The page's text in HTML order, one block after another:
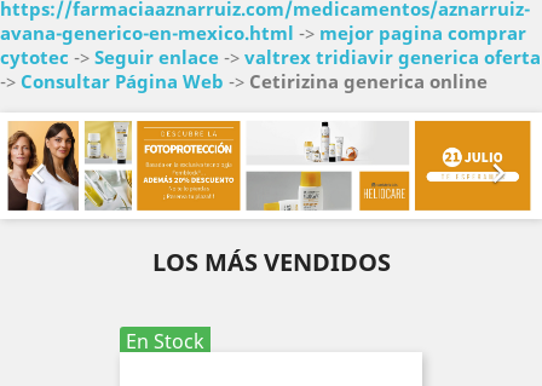
https://farmaciaaznarruiz.com/medicamentos/aznarruiz-
avana-generico-en-mexico.html -> mejor pagina comprar
cytotec -> Seguir enlace -> valtrex tridiavir generica oferta
-> Consultar Página Web -> Cetirizina generica online

Anterior

LOS MÁS VENDIDOS
En Stock